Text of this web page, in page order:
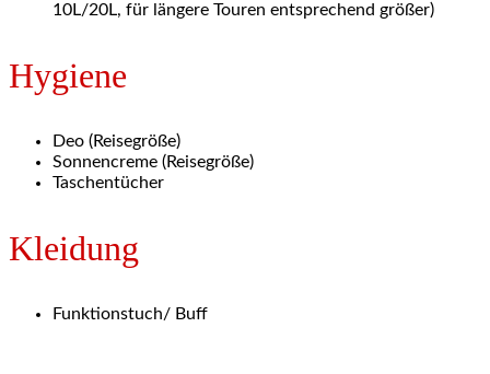
10L/20L, für längere Touren entsprechend größer)
Hygiene
Deo (Reisegröße)
Sonnencreme (Reisegröße)
Taschentücher
Kleidung
Funktionstuch/ Buff